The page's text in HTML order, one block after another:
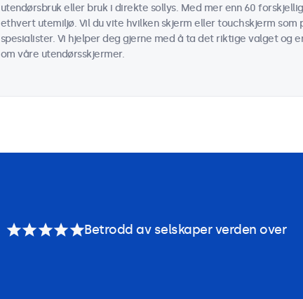
utendørsbruk eller bruk i direkte sollys. Med mer enn 60
ethvert utemiljø. Vil du vite hvilken skjerm eller touchskjerm
spesialister. Vi hjelper deg gjerne med å ta det riktige valget og
om våre utendørsskjermer.
Betrodd av selskaper verden over